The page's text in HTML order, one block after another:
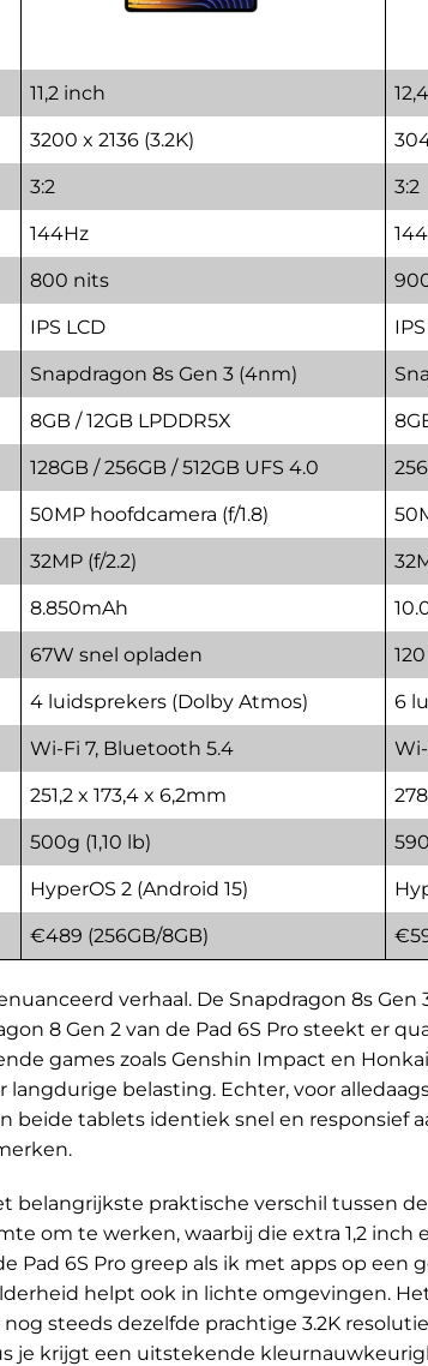
11,2 inch
3200 x 2136 (3.2K)
3:2 3:2
144Hz
800 nits
IPS LCD
Snapdragon 8s Gen 3 (4nm)
8GB / 12GB LPDDR5X
128GB / 256GB / 512GB UFS 4.0
50MP hoofdcamera (f/1.8)
32MP (f/2.2)
8.850mAh
67W snel opladen
4 luidsprekers (Dolby Atmos) 6
Wi-Fi 7, Bluetooth 5.4
251,2 x 173,4 x 6,2mm
500g (1,10 lb)
HyperOS 2 (Android 15)
€489 (256GB/8GB)
verhaal. De Snapdragon 8s
8 Gen 2 van de Pad 6S Pro steekt er
games zoals Genshin Impact en
langdurige belasting. Echter, voor
tablets identiek snel en responsief
praktische verschil tussen
om te werken, waarbij die extra 1,2
Pad 6S Pro greep als ik met apps op
helpt ook in lichte omgevingen. Het
steeds dezelfde prachtige 3.2K
je krijgt een uitstekende